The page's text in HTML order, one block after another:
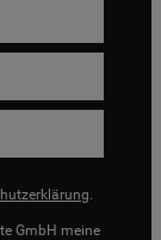
.
GmbH meine